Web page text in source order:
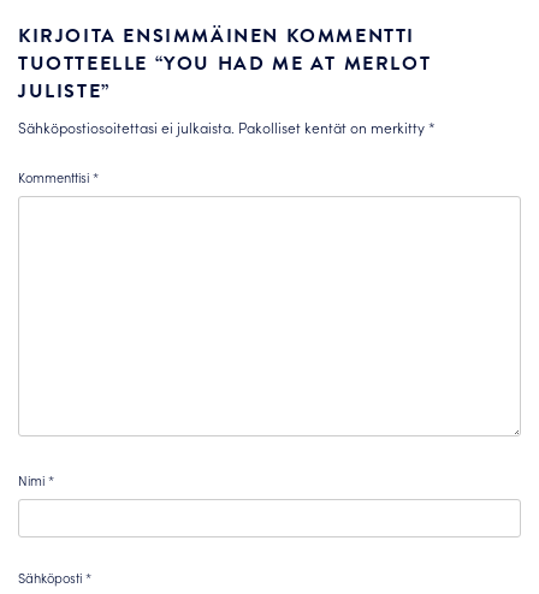
KIRJOITA ENSIMMÄINEN KOMMENTTI
TUOTTEELLE “YOU HAD ME AT MERLOT
JULISTE”
Sähköpostiosoitettasi ei julkaista. Pakolliset kentät on merkitty*
Kommenttisi*
Nimi*
Sähköposti*